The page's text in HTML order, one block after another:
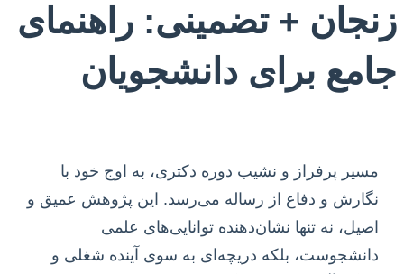
زنجان + تضمینی: راهنمای
جامع برای دانشجویان
مسیر پرفراز و نشیب دوره دکتری، به اوج خود با
نگارش و دفاع از رساله می‌رسد. این پژوهش عمیق و
اصیل، نه تنها نشان‌دهنده توانایی‌های علمی
دانشجوست، بلکه دریچه‌ای به سوی آینده شغلی و